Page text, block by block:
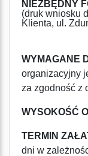
NIEZBĘDNY
(druk wniosku
Klienta, ul.
WYMAGANE
organizacyjny
za zgodność z
WYSOKOŚĆ
TERMIN ZAŁA
dni w